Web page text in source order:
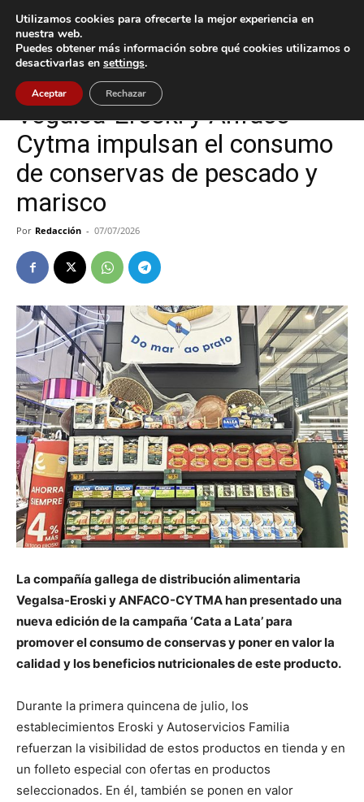
Inicio Vigo
Vigo
Vegalsa-Eroski y Anfaco-
Cytma impulsan el consumo
de conservas de pescado y
marisco
Por Redacción - 07/07/2026
La compañía gallega de distribución alimentaria
Vegalsa-Eroski y ANFACO-CYTMA han presentado una
nueva edición de la campaña ‘Cata a Lata’ para
promover el consumo de conservas y poner en valor la
calidad y los beneficios nutricionales de este producto.
Durante la primera quincena de julio, los
establecimientos Eroski y Autoservicios Familia
refuerzan la visibilidad de estos productos en tienda y en
un folleto especial con ofertas en productos
seleccionados. En él, también se ponen en valor
Utilizamos cookies para ofrecerte la mejor experiencia en
nuestra web.
Puedes obtener más información sobre qué cookies utilizamos o
desactivarlas en settings.
Aceptar Rechazar